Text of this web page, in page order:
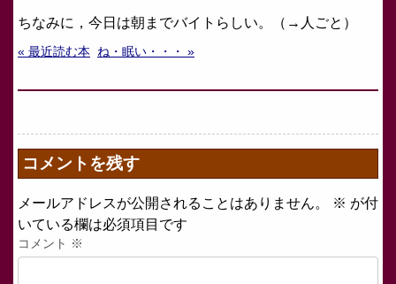
ちなみに，今日は朝までバイトらしい。（→人ごと）
« 最近読む本 ね・眠い・・・ »
コメントを残す
メールアドレスが公開されることはありません。 ※ が付
いている欄は必須項目です
コメント ※